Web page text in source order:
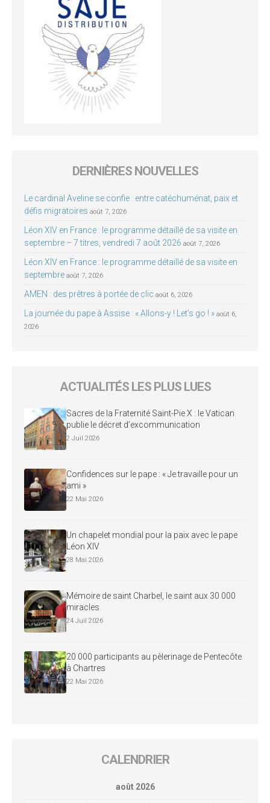
DERNIÈRES NOUVELLES
Le cardinal Aveline se confie : entre catéchuménat, paix et
défis migratoires août 7, 2026
Léon XIV en France : le programme détaillé de sa visite en
septembre – 7 titres, vendredi 7 août 2026 août 7, 2026
Léon XIV en France : le programme détaillé de sa visite en
septembre août 7, 2026
AMEN : des prêtres à portée de clic août 6, 2026
La journée du pape à Assise : « Allons-y ! Let’s go ! » août 6,
2026
ACTUALITÉS LES PLUS LUES
Sacres de la Fraternité Saint-Pie X : le Vatican
publie le décret d’excommunication
2 Juil 2026
Confidences sur le pape : « Je travaille pour un
ami »
22 Mai 2026
Un chapelet mondial pour la paix avec le pape
Léon XIV
28 Mai 2026
Mémoire de saint Charbel, le saint aux 30 000
miracles
24 Juil 2026
20 000 participants au pèlerinage de Pentecôte
à Chartres
22 Mai 2026
CALENDRIER
août 2026